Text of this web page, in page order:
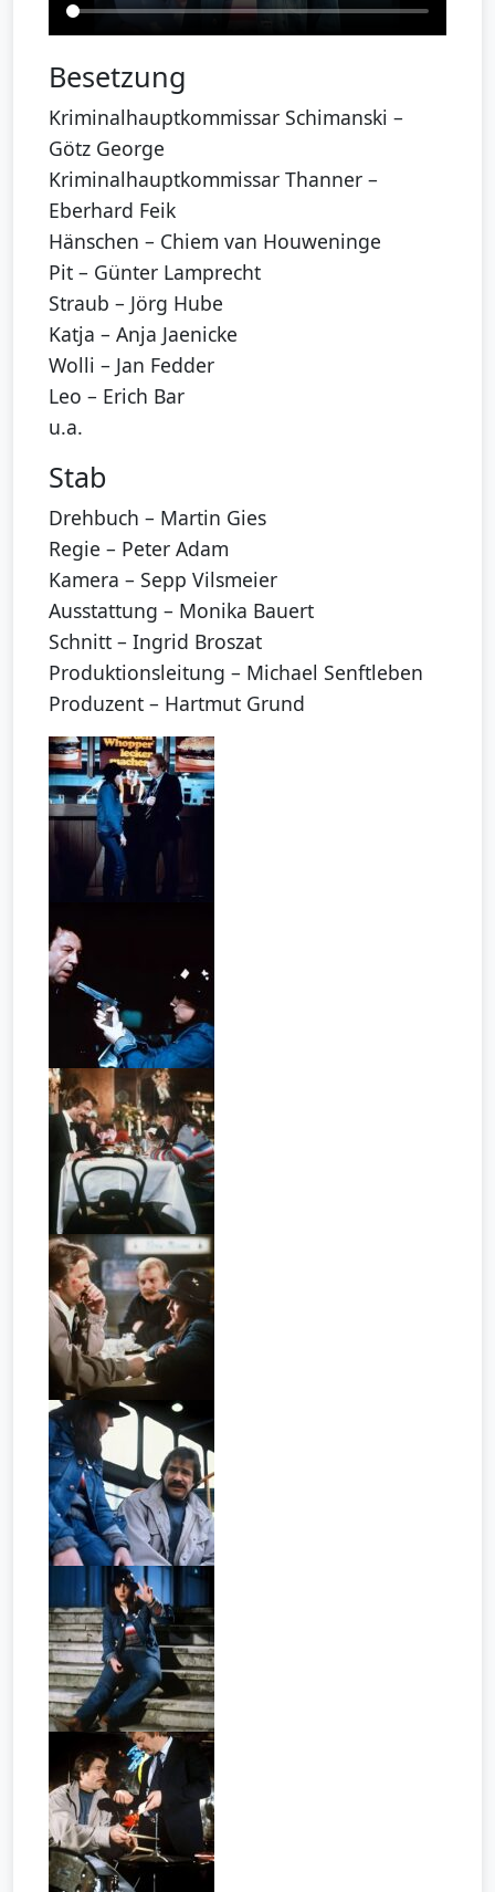
Besetzung
Kriminalhauptkommissar Schimanski –
Götz George
Kriminalhauptkommissar Thanner –
Eberhard Feik
Hänschen – Chiem van Houweninge
Pit – Günter Lamprecht
Straub – Jörg Hube
Katja – Anja Jaenicke
Wolli – Jan Fedder
Leo – Erich Bar
u.a.
Stab
Drehbuch – Martin Gies
Regie – Peter Adam
Kamera – Sepp Vilsmeier
Ausstattung – Monika Bauert
Schnitt – Ingrid Broszat
Produktionsleitung – Michael Senftleben
Produzent – Hartmut Grund